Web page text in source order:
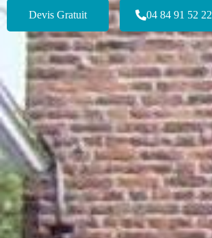
Devis Gratuit 04 84 91 52 22